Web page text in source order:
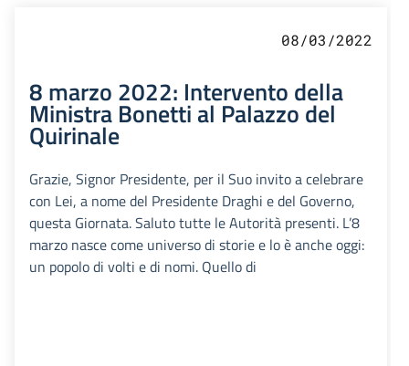
08/03/2022
8 marzo 2022: Intervento della
Ministra Bonetti al Palazzo del
Quirinale
Grazie, Signor Presidente, per il Suo invito a celebrare
con Lei, a nome del Presidente Draghi e del Governo,
questa Giornata. Saluto tutte le Autorità presenti. L’8
marzo nasce come universo di storie e lo è anche oggi:
un popolo di volti e di nomi. Quello di